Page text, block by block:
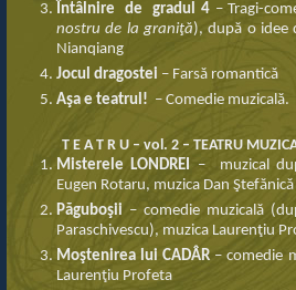
Întâlnire de gradul 4– Tragi-
nostru de la graniţă), după o idee
Nianqiang
Jocul dragostei – Farsă romantică
Aşa e teatrul! – Comedie muzicală.
T E A T R U – vol. 2 – TEATRU
Misterele LONDREI – muzical
Eugen Rotaru, muzica Dan Ştefănică
Păguboşii – comedie muzicală
Paraschivescu), muzica Laurenţiu
Moştenirea lui CADÂR – comedie
Laurenţiu Profeta